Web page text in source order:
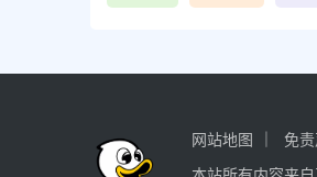
网站地图 免